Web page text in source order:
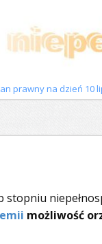
prawny na dzień 10
możliwość